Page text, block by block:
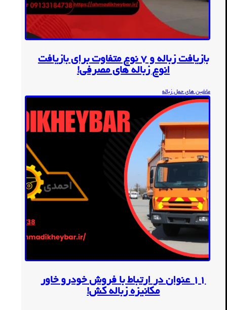
بازیافت زباله و 7 نوع متفاوت برای بازیافت
انوع زباله های مصرفی!
ماشین های حمل زباله
11 عنوان در ارتباط با فروش خودرو خاور
مکانیزه زباله کش!